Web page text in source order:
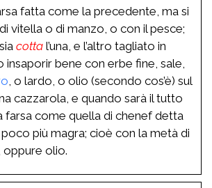
fatta come la precedente, ma si
vitella o di manzo, o con il pesce;
cotta l’una, e l’altro tagliato in
bene con erbe fine, sale,
, o lardo, o olio (secondo cos’è) sul
cazzarola, e quando sarà il tutto
farsa come quella di chenef detta
più magra; cioè con la metà di
oppure olio.